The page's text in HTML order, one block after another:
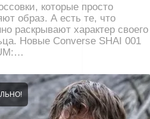
которые просто
образ. А есть те, что
раскрывают характер своего
Новые Converse SHAI 001